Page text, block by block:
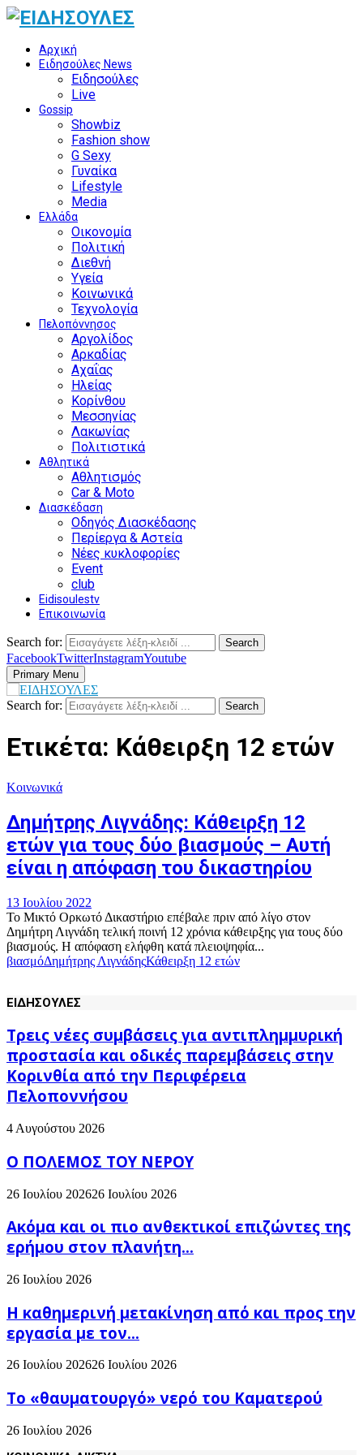
Αρχική
Ειδησούλες News
Ειδησούλες
Live
Gossip
Showbiz
Fashion show
G Sexy
Γυναίκα
Lifestyle
Media
Ελλάδα
Οικονομία
Πολιτική
Διεθνή
Υγεία
Κοινωνικά
Τεχνολογία
Πελοπόννησος
Αργολίδος
Αρκαδίας
Αχαΐας
Ηλείας
Κορίνθου
Μεσσηνίας
Λακωνίας
Πολιτιστικά
Αθλητικά
Αθλητισμός
Car & Moto
Διασκέδαση
Οδηγός Διασκέδασης
Περίεργα & Αστεία
Νέες κυκλοφορίες
Event
club
Eidisoulestv
Επικοινωνία
Search for: Search
FacebookTwitterInstagramYoutube
Primary Menu
Search for: Search
Ετικέτα: Κάθειρξη 12 ετών
Κοινωνικά
Δημήτρης Λιγνάδης: Κάθειρξη 12
ετών για τους δύο βιασμούς – Αυτή
είναι η απόφαση του δικαστηρίου
13 Ιουλίου 2022
Το Μικτό Ορκωτό Δικαστήριο επέβαλε πριν από λίγο στον
Δημήτρη Λιγνάδη τελική ποινή 12 χρόνια κάθειρξης για τους δύο
βιασμούς. Η απόφαση ελήφθη κατά πλειοψηφία...
βιασμόΔημήτρης ΛιγνάδηςΚάθειρξη 12 ετών
ΕΙΔΗΣΟΥΛΕΣ
Τρεις νέες συμβάσεις για αντιπλημμυρική
προστασία και οδικές παρεμβάσεις στην
Κορινθία από την Περιφέρεια
Πελοποννήσου
4 Αυγούστου 2026
Ο ΠΟΛΕΜΟΣ ΤΟΥ ΝΕΡΟΥ
26 Ιουλίου 202626 Ιουλίου 2026
Ακόμα και οι πιο ανθεκτικοί επιζώντες της
ερήμου στον πλανήτη...
26 Ιουλίου 2026
H καθημερινή μετακίνηση από και προς την
εργασία με τον...
26 Ιουλίου 202626 Ιουλίου 2026
Το «θαυματουργό» νερό του Καματερού
26 Ιουλίου 2026